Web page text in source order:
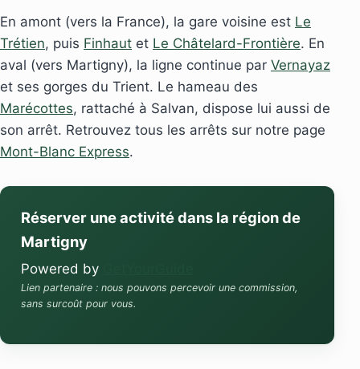
En amont (vers la France), la gare voisine est Le
Trétien, puis Finhaut et Le Châtelard-Frontière. En
aval (vers Martigny), la ligne continue par Vernayaz
et ses gorges du Trient. Le hameau des
Marécottes, rattaché à Salvan, dispose lui aussi de
son arrêt. Retrouvez tous les arrêts sur notre page
Mont-Blanc Express.
Réserver une activité dans la région de
Martigny
Powered by
Lien partenaire : nous pouvons percevoir une commission,
sans surcoût pour vous.